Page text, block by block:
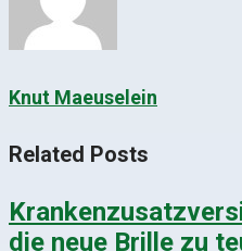
Knut Maeuselein
Related Posts
die neue Brille zu